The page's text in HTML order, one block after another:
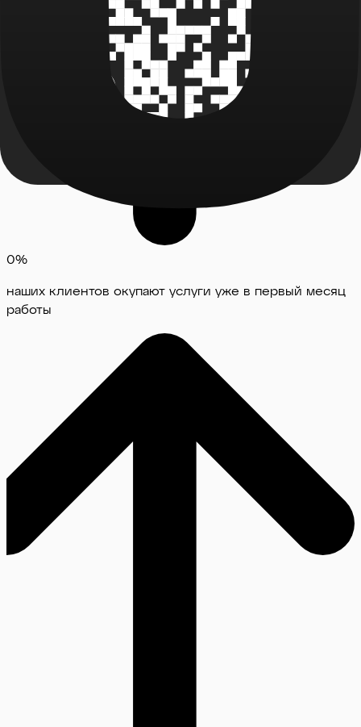
0%
наших клиентов окупают услуги уже в первый месяц
работы